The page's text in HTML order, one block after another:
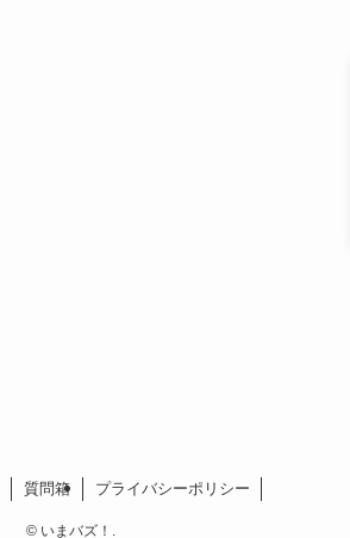
質問箱 プライバシーポリシー
©いまバズ！.